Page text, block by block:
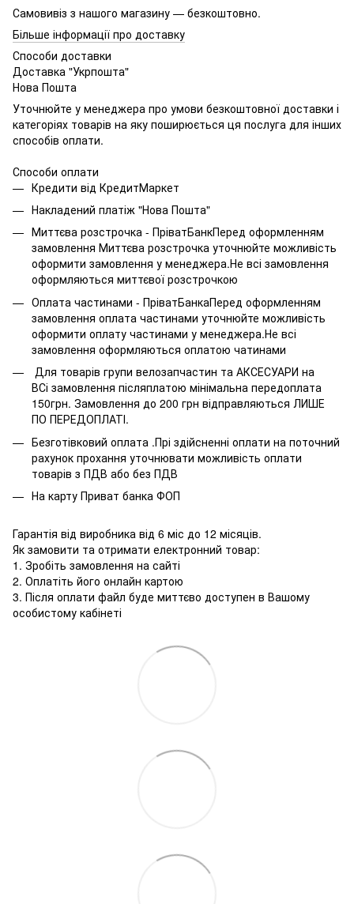
Самовивіз з нашого магазину — безкоштовно.
Більше інформації про доставку
Способи доставки
Доставка "Укрпошта"
Нова Пошта
Уточнюйте у менеджера про умови безкоштовної доставки і
категоріях товарів на яку поширюється ця послуга для інших
способів оплати.
Способи оплати
Кредити від КредитМаркет
Накладений платіж "Нова Пошта"
Миттєва розстрочка - ПріватБанкПеред оформленням
замовлення Миттєва розстрочка уточнюйте можливість
оформити замовлення у менеджера.Не всі замовлення
оформляються миттєвої розстрочкою
Оплата частинами - ПріватБанкаПеред оформленням
замовлення оплата частинами уточнюйте можливість
оформити оплату частинами у менеджера.Не всі
замовлення оформляються оплатою чатинами
Для товарів групи велозапчастин та АКСЕСУАРИ на
ВСі замовлення післяплатою мінімальна передоплата
150грн. Замовлення до 200 грн відправляються ЛИШЕ
ПО ПЕРЕДОПЛАТІ.
Безготівковий оплата .Прі здійсненні оплати на поточний
рахунок прохання уточнювати можливість оплати
товарів з ПДВ або без ПДВ
На карту Приват банка ФОП
Гарантія від виробника від 6 міс до 12 місяців.
Як замовити та отримати електронний товар:
1. Зробіть замовлення на сайті
2. Оплатіть його онлайн картою
3. Після оплати файл буде миттєво доступен в Вашому
особистому кабінеті